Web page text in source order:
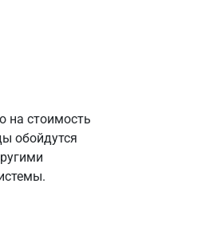
на стоимость
обойдутся